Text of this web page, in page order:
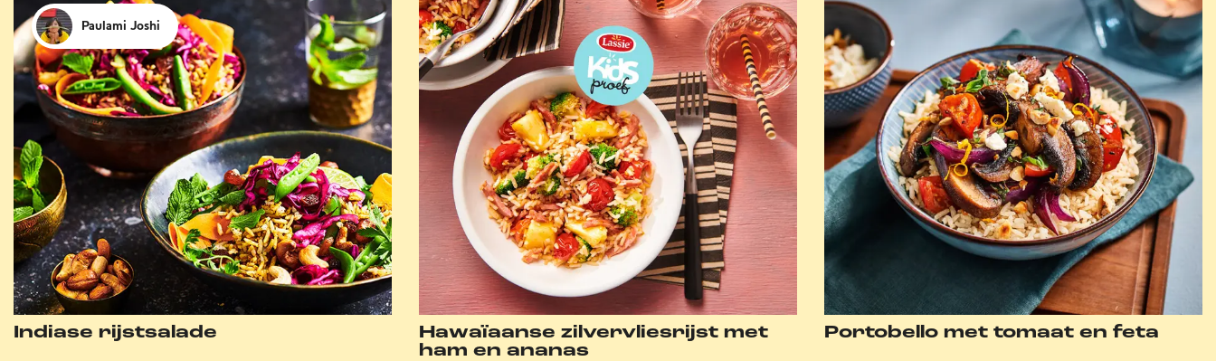
Paulami Joshi
Indiase rijstsalade
Hawaïaanse zilvervliesrijst met
ham en ananas
Portobello met tomaat en feta